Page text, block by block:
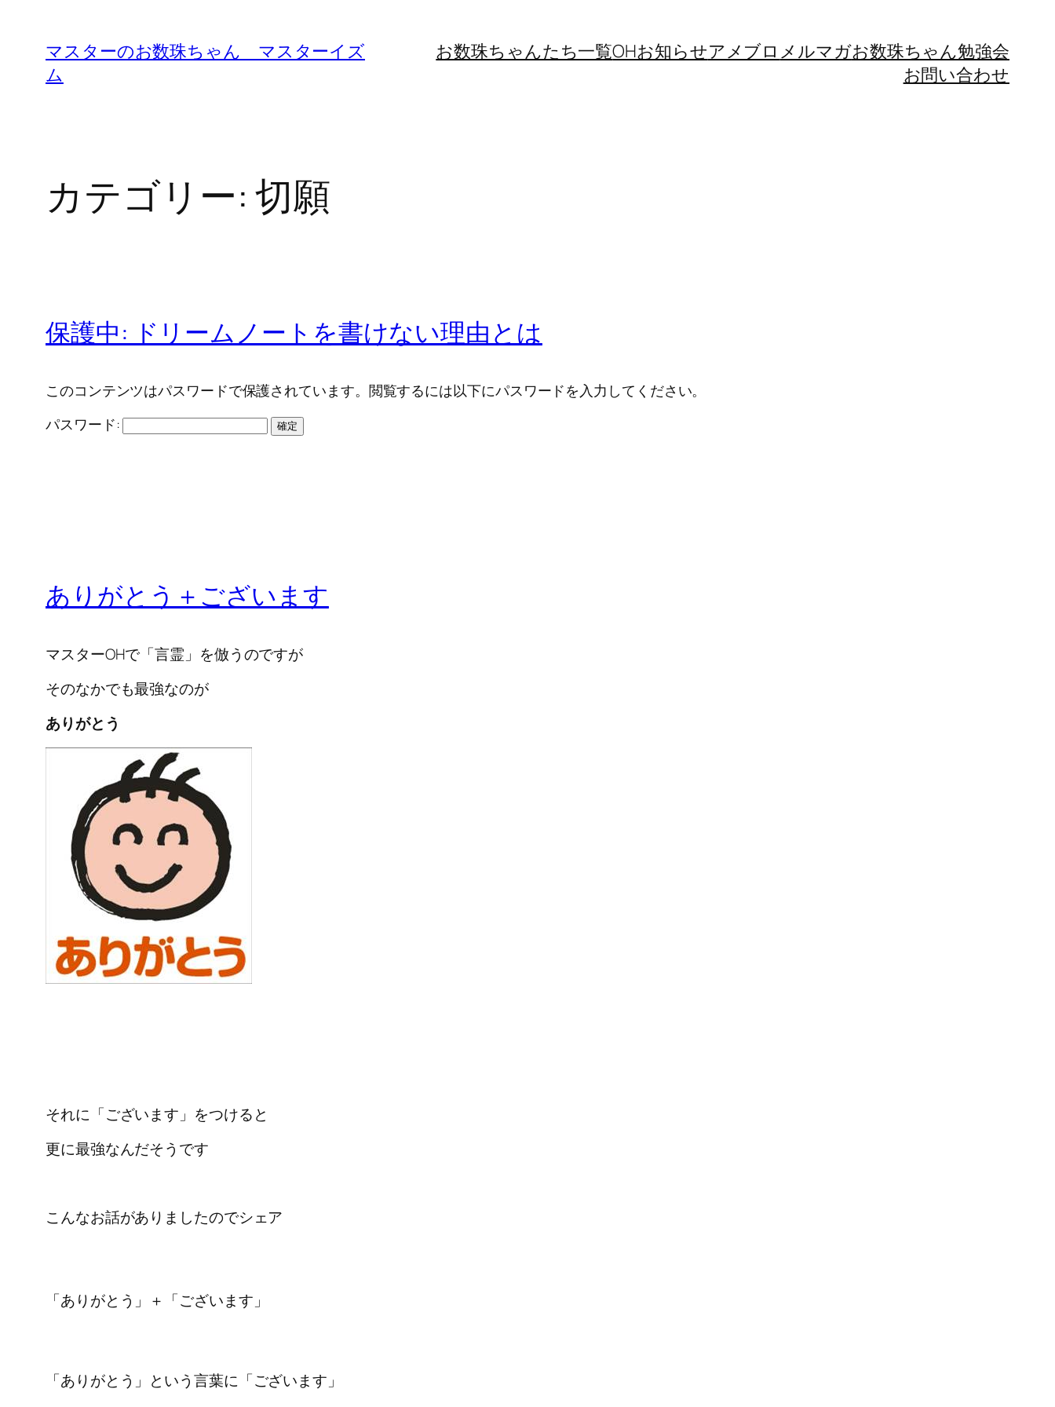
マスターのお数珠ちゃん マスターイズ
ム
お数珠ちゃんたち一覧OHお知らせアメブロ メルマガお数珠ちゃん勉強会
お問い合わせ
カテゴリー:切願
保護中: ドリームノートを書けない理由とは
このコンテンツはパスワードで保護されています。閲覧するには以下にパスワードを入力してください。
パスワード:
ありがとう＋ございます
マスターOHで「言霊」を倣うのですが
そのなかでも最強なのが
ありがとう
それに「ございます」をつけると
更に最強なんだそうです
こんなお話がありましたのでシェア
「ありがとう」＋「ございます」
「ありがとう」という言葉に「ございます」